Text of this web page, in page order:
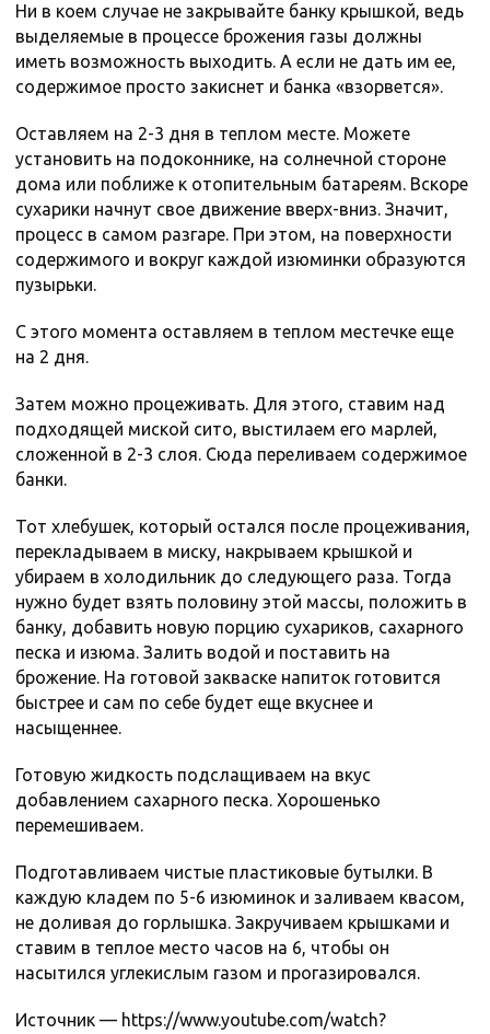
Ни в коем случае не закрывайте банку крышкой, ведь
выделяемые в процессе брожения газы должны
иметь возможность выходить. А если не дать им ее,
содержимое просто закиснет и банка «взорвется».
Оставляем на 2-3 дня в теплом месте. Можете
установить на подоконнике, на солнечной стороне
дома или поближе к отопительным батареям. Вскоре
сухарики начнут свое движение вверх-вниз. Значит,
процесс в самом разгаре. При этом, на поверхности
содержимого и вокруг каждой изюминки образуются
пузырьки.
С этого момента оставляем в теплом местечке еще
на 2 дня.
Затем можно процеживать. Для этого, ставим над
подходящей миской сито, выстилаем его марлей,
сложенной в 2-3 слоя. Сюда переливаем содержимое
банки.
Тот хлебушек, который остался после процеживания,
перекладываем в миску, накрываем крышкой и
убираем в холодильник до следующего раза. Тогда
нужно будет взять половину этой массы, положить в
банку, добавить новую порцию сухариков, сахарного
песка и изюма. Залить водой и поставить на
брожение. На готовой закваске напиток готовится
быстрее и сам по себе будет еще вкуснее и
насыщеннее.
Готовую жидкость подслащиваем на вкус
добавлением сахарного песка. Хорошенько
перемешиваем.
Подготавливаем чистые пластиковые бутылки. В
каждую кладем по 5-6 изюминок и заливаем квасом,
не доливая до горлышка. Закручиваем крышками и
ставим в теплое место часов на 6, чтобы он
насытился углекислым газом и прогазировался.
Источник — https://www.youtube.com/watch?